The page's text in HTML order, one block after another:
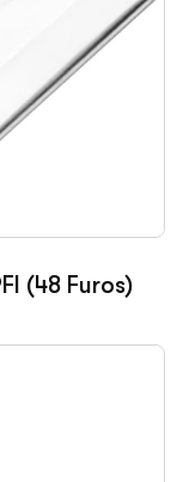
(48 Furos)